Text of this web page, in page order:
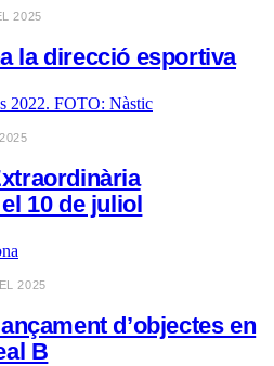
2025
la direcció esportiva
10 de juliol
2025
d’objectes en
B